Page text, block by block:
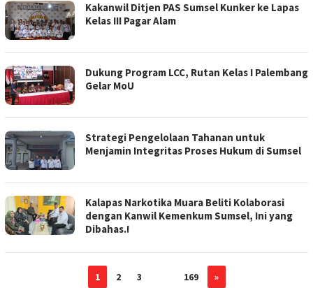
Kakanwil Ditjen PAS Sumsel Kunker ke Lapas
Kelas III Pagar Alam
Dukung Program LCC, Rutan Kelas I Palembang
Gelar MoU
Strategi Pengelolaan Tahanan untuk
Menjamin Integritas Proses Hukum di Sumsel
Kalapas Narkotika Muara Beliti Kolaborasi
dengan Kanwil Kemenkum Sumsel, Ini yang
Dibahas.!
1 2 3 169 »